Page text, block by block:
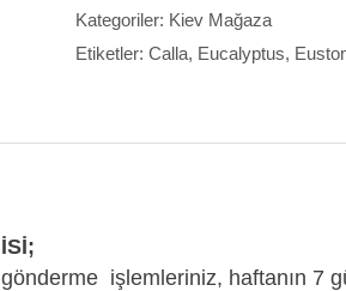
Kategoriler: Kiev Mağaza
Etiketler: Calla, Eucalyptus,
işlemleriniz, haftanın 7